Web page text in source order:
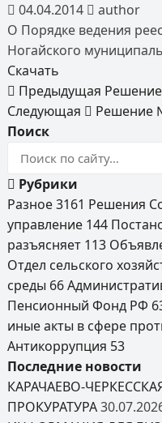
04.04.2014
author
О Порядке ведения
Ногайского
Скачать
Предыдущая
Следующая
Решение
Поиск
Рубрики
Разное3161 Решения
управление 144
разъясняет 113
Отдел сельского
среды 66
Пенсионный Фонд РФ
иные акты в сфере
Антикоррупция 53
Последние новости
КАРАЧАЕВО-
ПРОКУРАТУРА